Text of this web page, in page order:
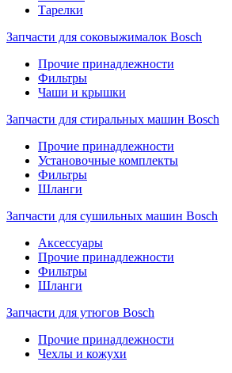
Тарелки
Запчасти для соковыжималок Bosch
Прочие принадлежности
Фильтры
Чаши и крышки
Запчасти для стиральных машин Bosch
Прочие принадлежности
Установочные комплекты
Фильтры
Шланги
Запчасти для сушильных машин Bosch
Аксессуары
Прочие принадлежности
Фильтры
Шланги
Запчасти для утюгов Bosch
Прочие принадлежности
Чехлы и кожухи